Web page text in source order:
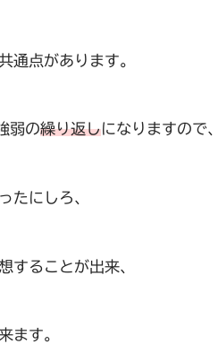
通点があります。
弱の繰り返しになりますので、
たにしろ、
することが出来、
ます。